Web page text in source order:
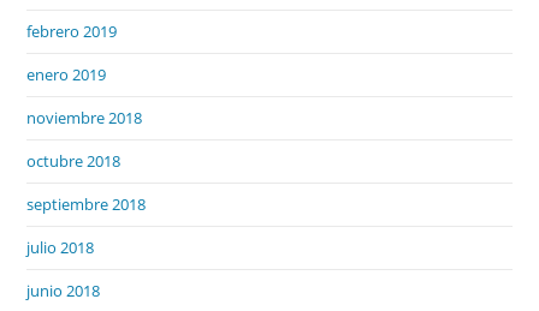
febrero 2019
enero 2019
noviembre 2018
octubre 2018
septiembre 2018
julio 2018
junio 2018